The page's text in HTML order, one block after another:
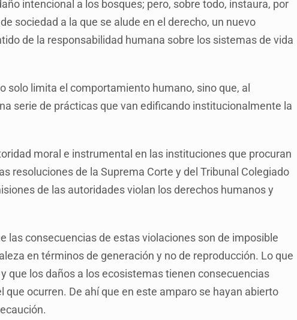
intencional a los bosques; pero, sobre todo, instaura, por
sociedad a la que se alude en el derecho, un nuevo
de la responsabilidad humana sobre los sistemas de vida
solo limita el comportamiento humano, sino que, al
serie de prácticas que van edificando institucionalmente la
moral e instrumental en las instituciones que procuran
resoluciones de la Suprema Corte y del Tribunal Colegiado
de las autoridades violan los derechos humanos y
las consecuencias de estas violaciones son de imposible
en términos de generación y no de reproducción. Lo que
que los daños a los ecosistemas tienen consecuencias
ocurren. De ahí que en este amparo se hayan abierto